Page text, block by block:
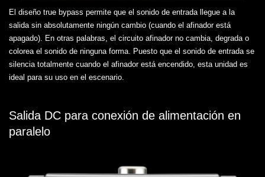
El diseño true bypass permite que el sonido de entrada llegue a la
salida sin absolutamente ningún cambio (cuando el afinador está
apagado). En otras palabras, el circuito afinador no cambia, degrada o
colorea el sonido de ninguna forma. Puesto que el sonido de entrada se
silencia totalmente cuando el afinador está encendido, esta unidad es
ideal para su uso en el escenario.
Salida DC para conexión de alimentación en
paralelo